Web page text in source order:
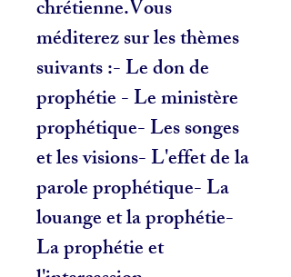
chrétienne.Vous
méditerez sur les thèmes
suivants :- Le don de
prophétie - Le ministère
prophétique- Les songes
et les visions- L'effet de la
parole prophétique- La
louange et la prophétie-
La prophétie et